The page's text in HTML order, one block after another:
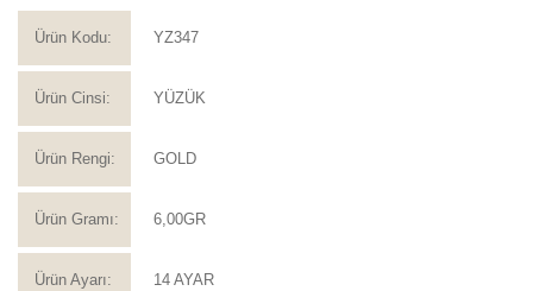
Ürün Kodu: YZ347
Ürün Cinsi: YÜZÜK
Ürün Rengi: GOLD
Ürün Gramı: 6,00GR
Ürün Ayarı: 14 AYAR